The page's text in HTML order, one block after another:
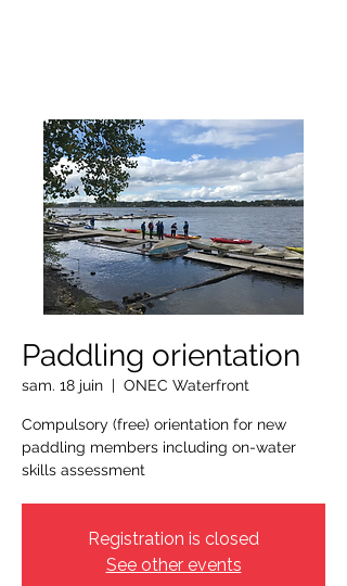
Paddling orientation
sam. 18 juin
  |
ONEC Waterfront
Compulsory (free) orientation for new
paddling members including on-water
skills assessment
Registration is closed
See other events